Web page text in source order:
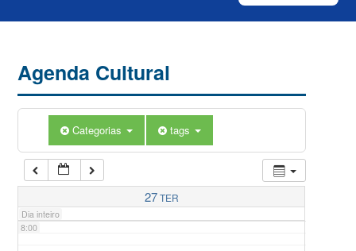
Agenda Cultural
Categorias tags
27TER
Dia inteiro
5:00
7:00
8:00